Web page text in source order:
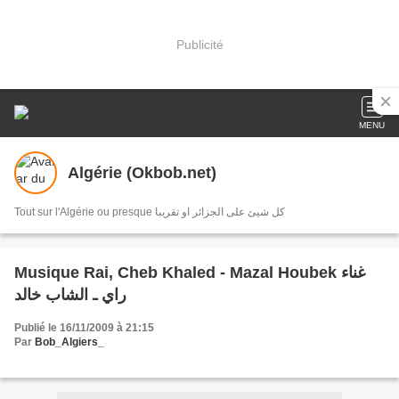
Publicité
MENU
Algérie (Okbob.net)
Tout sur l'Algérie ou presque كل شيئ على الجزائر او تقريبا
Musique Rai, Cheb Khaled - Mazal Houbek غناء
راي ـ الشاب خالد
Publié le 16/11/2009 à 21:15
Par Bob_Algiers_